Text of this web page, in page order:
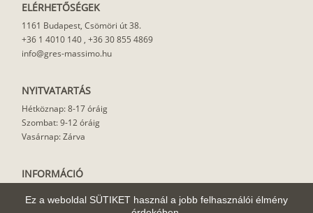
Ez a weboldal SÜTIKET használ a jobb felhasználói élmény
ELÉRHETŐSÉGEK
1161 Budapest, Csömöri út 38.
+36 1 4010 140 , +36 30 855 4869
info@gres-massimo.hu
NYITVATARTÁS
Hétköznap: 8-17 óráig
Szombat: 9-12 óráig
Vasárnap: Zárva
INFORMÁCIÓ
Felhasználási javaslat